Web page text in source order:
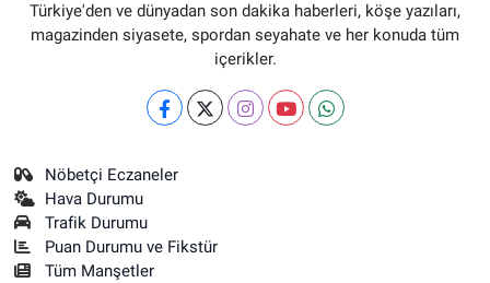
Türkiye'den ve dünyadan son dakika haberleri, köşe yazıları,
magazinden siyasete, spordan seyahate ve her konuda tüm
içerikler.
Nöbetçi Eczaneler
Hava Durumu
Trafik Durumu
Puan Durumu ve Fikstür
Tüm Manşetler